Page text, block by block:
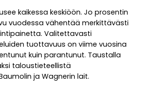
kaikessa keskiöön. Jo prosentin
vuodessa vähentää merkittävästi
Valitettavasti
tuottavuus on viime vuosina
kuin parantunut. Taustalla
taloustieteellistä
ja Wagnerin lait.